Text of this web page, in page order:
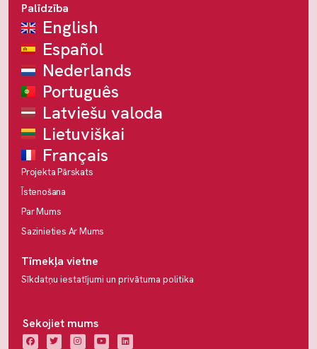
Palīdzība
Projekta Pārskats
Īstenošana
Par Mums
Sazinieties Ar Mums
English
Español
Nederlands
Português
Latviešu valoda
Lietuviškai
Français
Tīmekļa vietne
Sīkdatņu iestatījumi un privātuma politika
Sekojiet mums